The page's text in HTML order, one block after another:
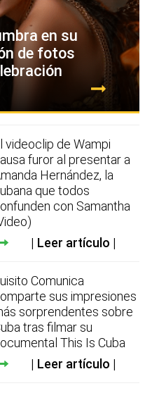
en su
de fotos
videoclip de Wampi
furor al presentar a
Hernández, la
que todos
con Samantha
Leer artículo
Comunica
sus impresiones
sorprendentes sobre
tras filmar su
This Is Cuba
Leer artículo